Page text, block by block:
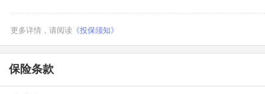
更多详情，请阅读《投保须知》
保险条款